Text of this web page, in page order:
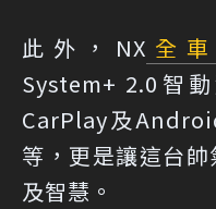
此外，NX 全
System+ 2.0智
CarPlay及
等，更是讓這台
及智慧。